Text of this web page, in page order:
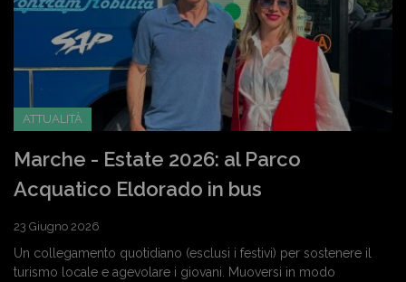
ATTUALITÀ
Marche - Estate 2026: al Parco
Acquatico Eldorado in bus
23 Giugno 2026
Un collegamento quotidiano (esclusi i festivi) per sostenere il
turismo locale e agevolare i giovani. Muoversi in modo